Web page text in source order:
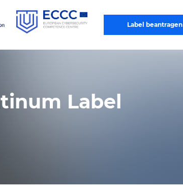
Label beantragen
Trust Austria ®Platinum Label
Label